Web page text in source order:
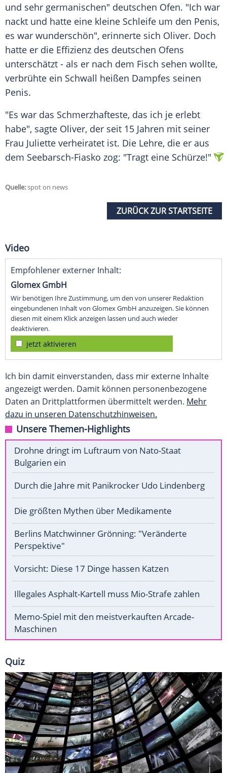
und sehr germanischen" deutschen Ofen. "Ich war
nackt und hatte eine kleine Schleife um den Penis,
es war wunderschön", erinnerte sich Oliver. Doch
hatte er die Effizienz des deutschen Ofens
unterschätzt - als er nach dem Fisch sehen wollte,
verbrühte ein Schwall heißen Dampfes seinen
Penis.
"Es war das Schmerzhafteste, das ich je erlebt
habe", sagte Oliver, der seit 15 Jahren mit seiner
Frau Juliette verheiratet ist. Die Lehre, die er aus
dem Seebarsch-Fiasko zog: "Tragt eine Schürze!"
Quelle:spot on news
ZURÜCK ZUR STARTSEITE
Video
Empfohlener externer Inhalt:
Glomex GmbH
Wir benötigen Ihre Zustimmung, um den von unserer Redaktion
eingebundenen Inhalt von Glomex GmbH anzuzeigen. Sie können
diesen mit einem Klick anzeigen lassen und auch wieder
deaktivieren.
jetzt aktivieren
Ich bin damit einverstanden, dass mir externe Inhalte
angezeigt werden. Damit können personenbezogene
Daten an Drittplattformen übermittelt werden. Mehr
dazu in unseren Datenschutzhinweisen.
Unsere Themen-Highlights
Drohne dringt im Luftraum von Nato-Staat
Bulgarien ein
Durch die Jahre mit Panikrocker Udo Lindenberg
Die größten Mythen über Medikamente
Berlins Matchwinner Grönning: "Veränderte
Perspektive"
Vorsicht: Diese 17 Dinge hassen Katzen
Illegales Asphalt-Kartell muss Mio-Strafe zahlen
Memo-Spiel mit den meistverkauften Arcade-
Maschinen
Quiz